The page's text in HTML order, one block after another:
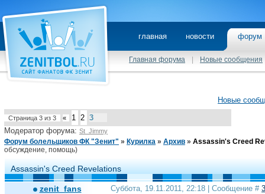
главная новости
Главная форума Новые сообщения
Новые
Страница 3 из 3 « 1 2 3
Модератор форума: St_Jimmy
Форум болельщиков ФК "Зенит" » Курилка » Архив » Assassin's Creed
обсуждение, помощь)
Assassin's Creed Revelations
zenit_fans Суббота, 19.11.2011, 22:18 | Сообщение #